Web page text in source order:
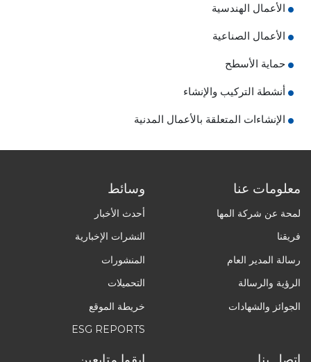
الأعمال الهندسية
الأعمال الصناعية
حماية الأسطح
أنشطة التركيب والإنشاء
الإنشاءات المتعلقة بالأعمال المدنية
معلومات عنا
لمحة عن شركة المها
فريقنا
رسالة المدير العام
الرؤية والرسالة
الجوائز والشهادات
وسائط
أحدث الأخبار
النشرات الإخبارية
المنشورات
التحميلات
خريطة الموقع
ESG REPORTS